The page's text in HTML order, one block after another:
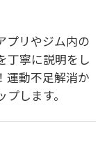
プリやジム内の
丁寧に説明をし
運動不足解消か
します。